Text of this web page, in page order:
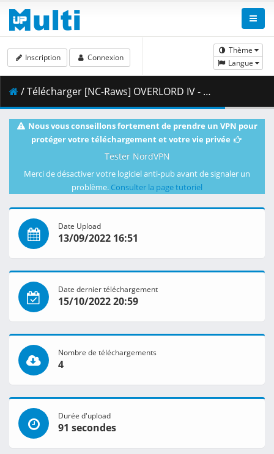
Thème
Langue
Inscription Connexion
/ Télécharger [NC-Raws] OVERLORD IV - 11 (B-Global 3840x2160 HEVC AAC MKV) [B40C5FD1].mkv.001 ( 267.59 MB )
Nous vous conseillons fortement de prendre un VPN pour
protéger votre téléchargement et votre vie privée
Tester NordVPN
Merci de désactiver votre logiciel anti-pub avant de signaler un
problème. Consulter la page tutoriel
Date Upload
13/09/2022 16:51
Date dernier téléchargement
15/10/2022 20:59
Nombre de téléchargements
4
Durée d'upload
91 secondes